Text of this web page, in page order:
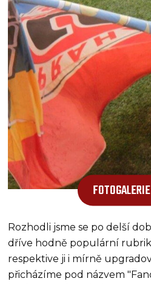
FOTOGALERIE
Rozhodli jsme se po delší
dříve hodně populární
respektive ji i mírně
přicházíme pod názvem